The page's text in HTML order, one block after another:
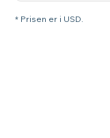
* Prisen er i USD.